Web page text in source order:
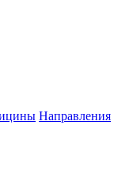
Направления